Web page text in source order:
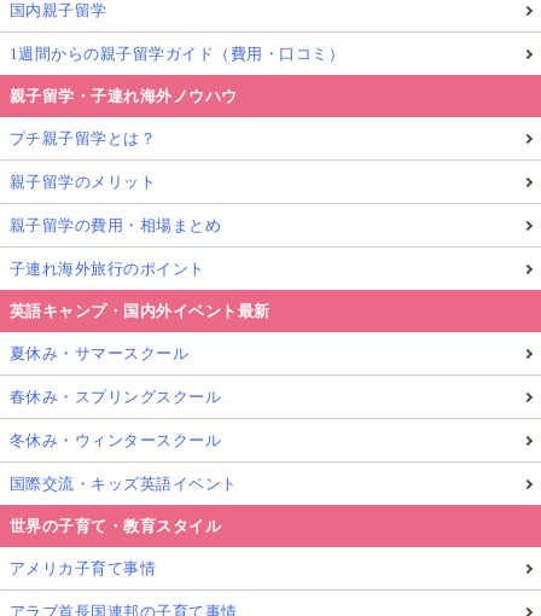
国内親子留学
1週間からの親子留学ガイド（費用・口コミ）
親子留学・子連れ海外ノウハウ
プチ親子留学とは？
親子留学のメリット
親子留学の費用・相場まとめ
子連れ海外旅行のポイント
英語キャンプ・国内外イベント最新
夏休み・サマースクール
春休み・スプリングスクール
冬休み・ウィンタースクール
国際交流・キッズ英語イベント
世界の子育て・教育スタイル
アメリカ子育て事情
アラブ首長国連邦の子育て事情